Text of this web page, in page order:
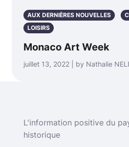
AUX DERNIÈRES NOUVELLES
LOISIRS
Monaco Art Week
juillet 13, 2022 | by Nathalie
L'information positive du
historique